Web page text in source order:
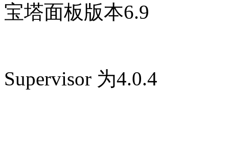
宝塔面板版本6.9
Supervisor 为4.0.4